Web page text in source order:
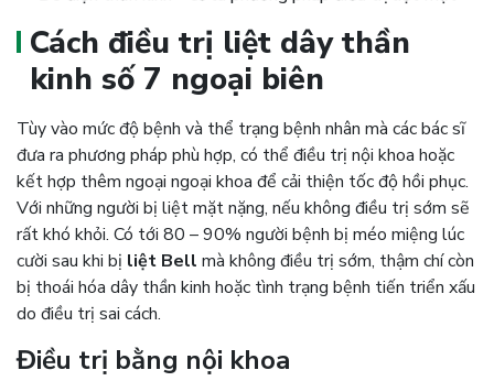
Cách điều trị liệt dây thần
kinh số 7 ngoại biên
Tùy vào mức độ bệnh và thể trạng bệnh nhân mà các bác sĩ
đưa ra phương pháp phù hợp, có thể điều trị nội khoa hoặc
kết hợp thêm ngoại ngoại khoa để cải thiện tốc độ hồi phục.
Với những người bị liệt mặt nặng, nếu không điều trị sớm sẽ
rất khó khỏi. Có tới 80 – 90% người bệnh bị méo miệng lúc
cười sau khi bị liệt Bell mà không điều trị sớm, thậm chí còn
bị thoái hóa dây thần kinh hoặc tình trạng bệnh tiến triển xấu
do điều trị sai cách.
Điều trị bằng nội khoa